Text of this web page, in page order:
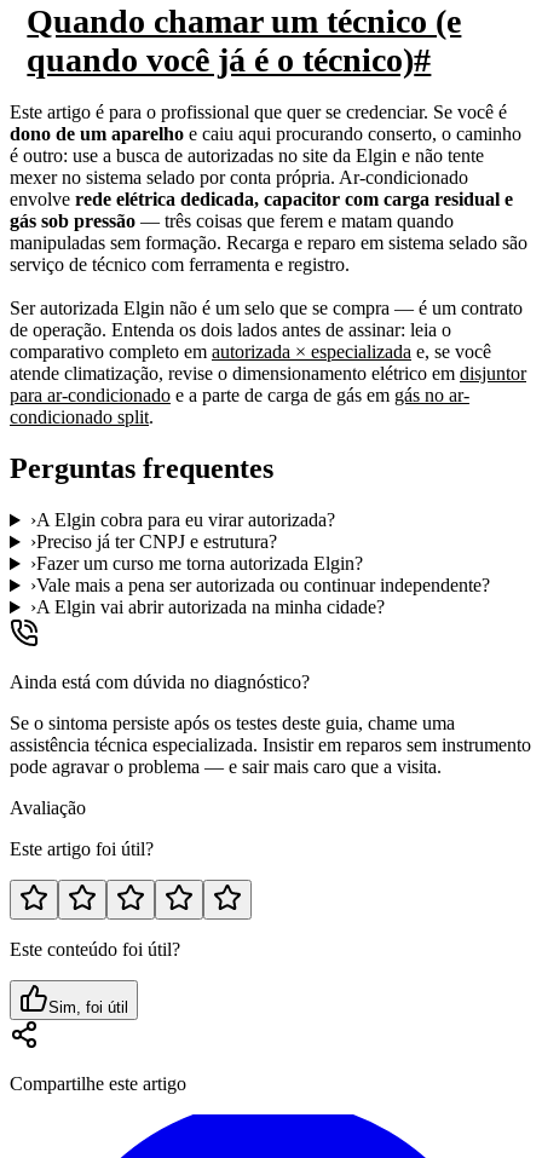
Quando chamar um técnico (e
quando você já é o técnico)#
Este artigo é para o profissional que quer se credenciar. Se você é
dono de um aparelho e caiu aqui procurando conserto, o caminho
é outro: use a busca de autorizadas no site da Elgin e não tente
mexer no sistema selado por conta própria. Ar-condicionado
envolve rede elétrica dedicada, capacitor com carga residual e
gás sob pressão — três coisas que ferem e matam quando
manipuladas sem formação. Recarga e reparo em sistema selado são
serviço de técnico com ferramenta e registro.
Ser autorizada Elgin não é um selo que se compra — é um contrato
de operação. Entenda os dois lados antes de assinar: leia o
comparativo completo em autorizada × especializada e, se você
atende climatização, revise o dimensionamento elétrico em disjuntor
para ar-condicionado e a parte de carga de gás em gás no ar-
condicionado split.
Perguntas frequentes
›A Elgin cobra para eu virar autorizada?
›Preciso já ter CNPJ e estrutura?
›Fazer um curso me torna autorizada Elgin?
›Vale mais a pena ser autorizada ou continuar independente?
›A Elgin vai abrir autorizada na minha cidade?
Ainda está com dúvida no diagnóstico?
Se o sintoma persiste após os testes deste guia, chame uma
assistência técnica especializada. Insistir em reparos sem instrumento
pode agravar o problema — e sair mais caro que a visita.
Avaliação
Este artigo foi útil?
Este conteúdo foi útil?
Sim, foi útil
Compartilhe este artigo